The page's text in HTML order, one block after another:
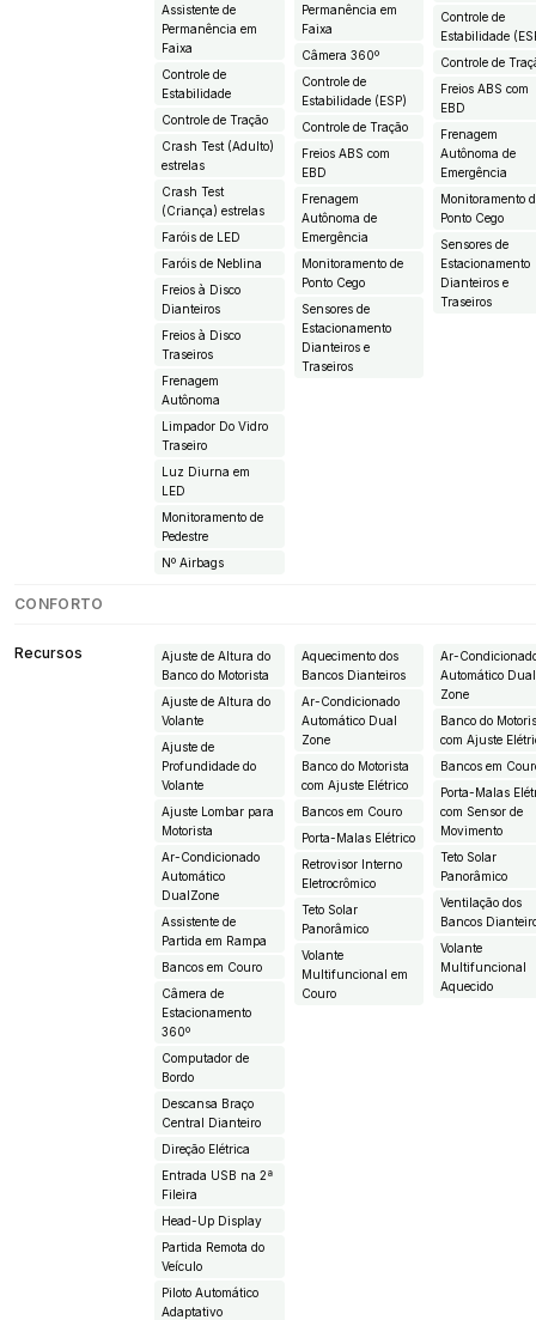
Assistente de
Permanência em
Faixa
Controle de
Estabilidade
Controle de Tração
Crash Test (Adulto)
estrelas
Crash Test
(Criança) estrelas
Faróis de LED
Faróis de Neblina
Freios à Disco
Dianteiros
Freios à Disco
Traseiros
Frenagem
Autônoma
Limpador Do Vidro
Traseiro
Luz Diurna em
LED
Monitoramento de
Pedestre
Nº Airbags
Permanência em
Faixa
Câmera 360º
Controle de
Estabilidade (ESP)
Controle de Tração
Freios ABS com
EBD
Frenagem
Autônoma de
Emergência
Monitoramento de
Ponto Cego
Sensores de
Estacionamento
Dianteiros e
Traseiros
Controle de
Estabilidade
Controle de
Freios ABS com
EBD
Frenagem
Autônoma de
Emergência
Monitoramento
Ponto Cego
Sensores de
Estacionamento
Dianteiros e
Traseiros
CONFORTO
Recursos
Ajuste de Altura do
Banco do Motorista
Ajuste de Altura do
Volante
Ajuste de
Profundidade do
Volante
Ajuste Lombar para
Motorista
Ar-Condicionado
Automático
DualZone
Assistente de
Partida em Rampa
Bancos em Couro
Câmera de
Estacionamento
360º
Computador de
Bordo
Descansa Braço
Central Dianteiro
Direção Elétrica
Entrada USB na 2ª
Fileira
Head-Up Display
Partida Remota do
Veículo
Piloto Automático
Adaptativo
Aquecimento dos
Bancos Dianteiros
Ar-Condicionado
Automático Dual
Zone
Banco do Motorista
com Ajuste Elétrico
Bancos em Couro
Porta-Malas Elétrico
Retrovisor Interno
Eletrocrômico
Teto Solar
Panorâmico
Volante
Multifuncional em
Couro
Ar-
Automático Dual
Zone
Banco do
com Ajuste
Bancos em
Porta-Malas
com Sensor de
Movimento
Teto Solar
Panorâmico
Ventilação dos
Bancos
Volante
Multifuncional
Aquecido